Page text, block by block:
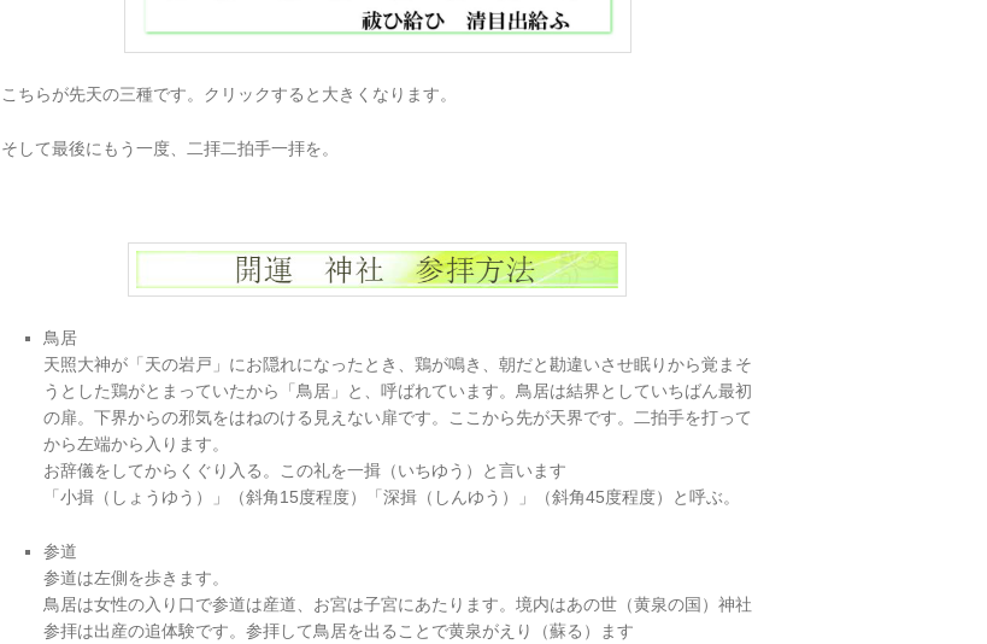
こちらが先天の三種です。クリックすると大きくなります。
そして最後にもう一度、二拝二拍手一拝を。
鳥居
天照大神が「天の岩戸」にお隠れになったとき、鶏が鳴き、朝だと勘違いさせ眠りから覚まそ
うとした鶏がとまっていたから「鳥居」と、呼ばれています。鳥居は結界としていちばん最初
の扉。下界からの邪気をはねのける見えない扉です。ここから先が天界です。二拍手を打って
から左端から入ります。
お辞儀をしてからくぐり入る。この礼を一揖（いちゆう）と言います
「小揖（しょうゆう）」（斜角15度程度）「深揖（しんゆう）」（斜角45度程度）と呼ぶ。
参道
参道は左側を歩きます。
鳥居は女性の入り口で参道は産道、お宮は子宮にあたります。境内はあの世（黄泉の国）神社
参拝は出産の追体験です。参拝して鳥居を出ることで黄泉がえり（蘇る）ます